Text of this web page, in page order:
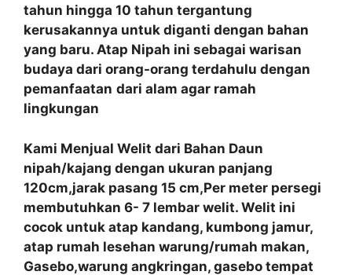
tahun hingga 10 tahun tergantung
kerusakannya untuk diganti dengan bahan
yang baru. Atap Nipah ini sebagai warisan
budaya dari orang-orang terdahulu dengan
pemanfaatan dari alam agar ramah
lingkungan
Kami Menjual Welit dari Bahan Daun
nipah/kajang dengan ukuran panjang
120cm,jarak pasang 15 cm,Per meter persegi
membutuhkan 6- 7 lembar welit. Welit ini
cocok untuk atap kandang, kumbong jamur,
atap rumah lesehan warung/rumah makan,
Gasebo,warung angkringan, gasebo tempat